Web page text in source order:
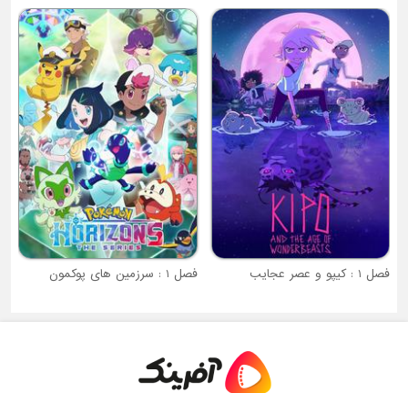
فصل 1 : سرزمین های پوکمون
فصل 1 : تی سام تی سام